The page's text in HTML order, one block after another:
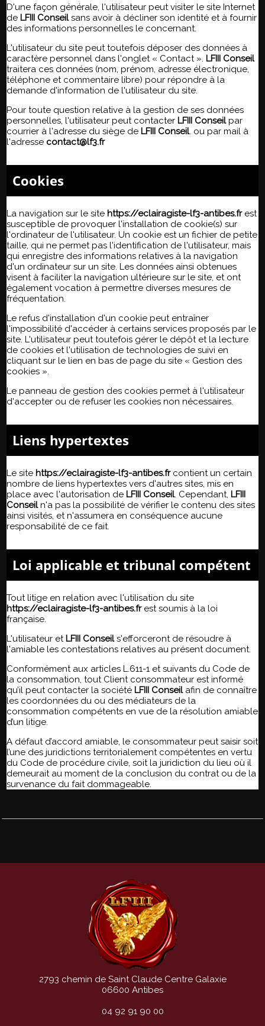
D'une façon générale, l'utilisateur peut visiter le site Internet
de LFIII Conseilsans avoir à décliner son identité et à fournir
des informations personnelles le concernant.
L'utilisateur du site peut toutefois déposer des données à
caractère personnel dans l'onglet « Contact ». LFIII Conseil
traitera ces données (nom, prénom, adresse électronique,
téléphone et commentaire libre) pour répondre à la
demande d'information de l'utilisateur du site.
Pour toute question relative à la gestion de ses données
personnelles, l'utilisateur peut contacter LFIII Conseilpar
courrier à l'adresse du siège de LFIII Conseil. ou par mail à
l'adresse contact@lf3.fr
Cookies
La navigation sur le site https://eclairagiste-lf3-antibes.frest
susceptible de provoquer l'installation de cookie(s) sur
l'ordinateur de l'utilisateur. Un cookie est un fichier de petite
taille, qui ne permet pas l'identification de l'utilisateur, mais
qui enregistre des informations relatives à la navigation
d'un ordinateur sur un site. Les données ainsi obtenues
visent à faciliter la navigation ultérieure sur le site, et ont
également vocation à permettre diverses mesures de
fréquentation.
Le refus d'installation d'un cookie peut entraîner
l'impossibilité d'accéder à certains services proposés par le
site. L'utilisateur peut toutefois gérer le dépôt et la lecture
de cookies et l'utilisation de technologies de suivi en
cliquant sur le lien en bas de page du site « Gestion des
cookies ».
Le panneau de gestion des cookies permet à l'utilisateur
d'accepter ou de refuser les cookies non nécessaires.
Liens hypertextes
Le site https://eclairagiste-lf3-antibes.frcontient un certain
nombre de liens hypertextes vers d'autres sites, mis en
place avec l'autorisation de LFIII Conseil. Cependant, LFIII
Conseiln'a pas la possibilité de vérifier le contenu des sites
ainsi visités, et n'assumera en conséquence aucune
responsabilité de ce fait.
Loi applicable et tribunal compétent
Tout litige en relation avec l'utilisation du site
https://eclairagiste-lf3-antibes.frest soumis à la loi
française.
L'utilisateur et LFIII Conseils'efforceront de résoudre à
l'amiable les contestations relatives au présent document.
Conformément aux articles L.611-1 et suivants du Code de
la consommation, tout Client consommateur est informé
qu’il peut contacter la société LFIII Conseilafin de connaître
les coordonnées du ou des médiateurs de la
consommation compétents en vue de la résolution amiable
d’un litige.
A défaut d’accord amiable, le consommateur peut saisir soit
l’une des juridictions territorialement compétentes en vertu
du Code de procédure civile, soit la juridiction du lieu où il
demeurait au moment de la conclusion du contrat ou de la
survenance du fait dommageable.
2793 chemin de Saint Claude Centre Galaxie
06600 Antibes
04 92 91 90 00